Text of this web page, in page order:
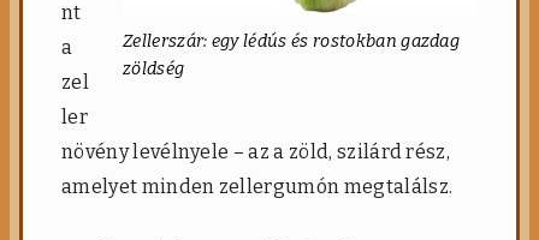
Zellerszár: egy lédús és rostokban gazdag
zöldség
nt
a
zel
ler
növény levélnyele – az a zöld, szilárd rész,
amelyet minden zellergumón megtalálsz.